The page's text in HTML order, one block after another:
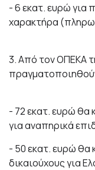
- 6 εκατ. ευρώ για
χαρακτήρα
3. Από τον ΟΠΕΚΑ
- 72 εκατ. ευρώ θα
για αναπηρικά
- 50 εκατ. ευρώ θα
δικαιούχους για